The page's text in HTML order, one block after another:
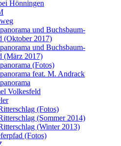
Hönningen
und Buchsbaum-
(Oktober 2017)
und Buchsbaum-
(März 2017)
(Fotos)
feat. M. Andrack
Volkesfeld
(Fotos)
(Sommer 2014)
(Winter 2013)
(Fotos)